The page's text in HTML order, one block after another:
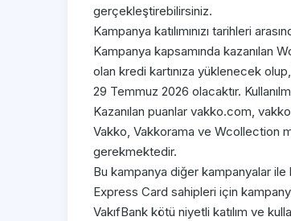
gerçekleştirebilirsiniz.
Kampanya katılımınızı tarihleri
Kampanya kapsamında kazanılan
olan kredi kartınıza yüklenecek
29 Temmuz 2026 olacaktır.
Kazanılan puanlar vakko.com,
Vakko, Vakkorama ve Wcollection
gerekmektedir.
Bu kampanya diğer kampanyalar
Express Card sahipleri için
VakıfBank kötü niyetli katılım ve